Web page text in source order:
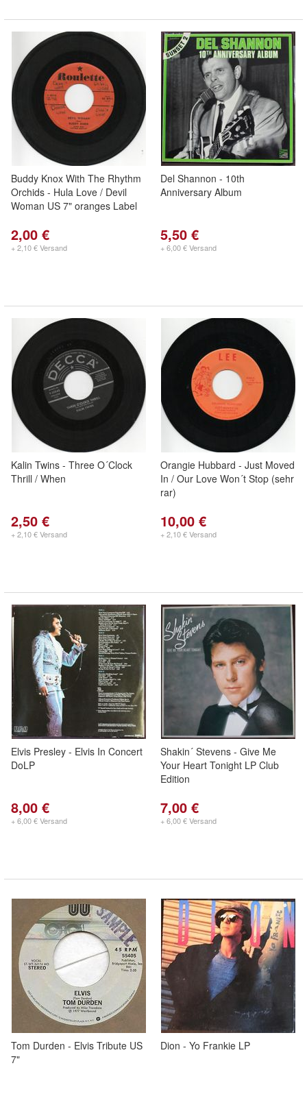
Buddy Knox With The Rhythm
Orchids - Hula Love / Devil
Woman US 7" oranges Label
2,00 €
+ 2,10 € Versand
Del Shannon - 10th
Anniversary Album
5,50 €
+ 6,00 € Versand
Kalin Twins - Three O´Clock
Thrill / When
2,50 €
+ 2,10 € Versand
Orangie Hubbard - Just Moved
In / Our Love Won´t Stop (sehr
rar)
10,00 €
+ 2,10 € Versand
Elvis Presley - Elvis In Concert
DoLP
8,00 €
+ 6,00 € Versand
Shakin´ Stevens - Give Me
Your Heart Tonight LP Club
Edition
7,00 €
+ 6,00 € Versand
Tom Durden - Elvis Tribute US
7"
Dion - Yo Frankie LP